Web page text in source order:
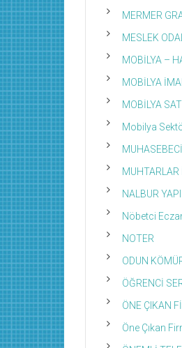
MERMER
MESLEK
MOBİLYA –
MOBİLYA
MOBİLYA
Mobilya
MUHTARLAR
NALBUR
Nöbetci
NOTER
ODUN
ÖĞRENCİ
ÖNE ÇIKAN
Öne Çıkan